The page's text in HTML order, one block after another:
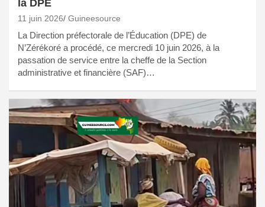
la DPE
11 juin 2026 Guineesource
La Direction préfectorale de l’Éducation (DPE) de
N’Zérékoré a procédé, ce mercredi 10 juin 2026, à la
passation de service entre la cheffe de la Section
administrative et financière (SAF)…